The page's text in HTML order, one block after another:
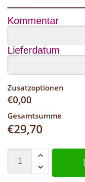
Kommentar
Lieferdatum
Zusatzoptionen
€0,00
Gesamtsumme
€29,70